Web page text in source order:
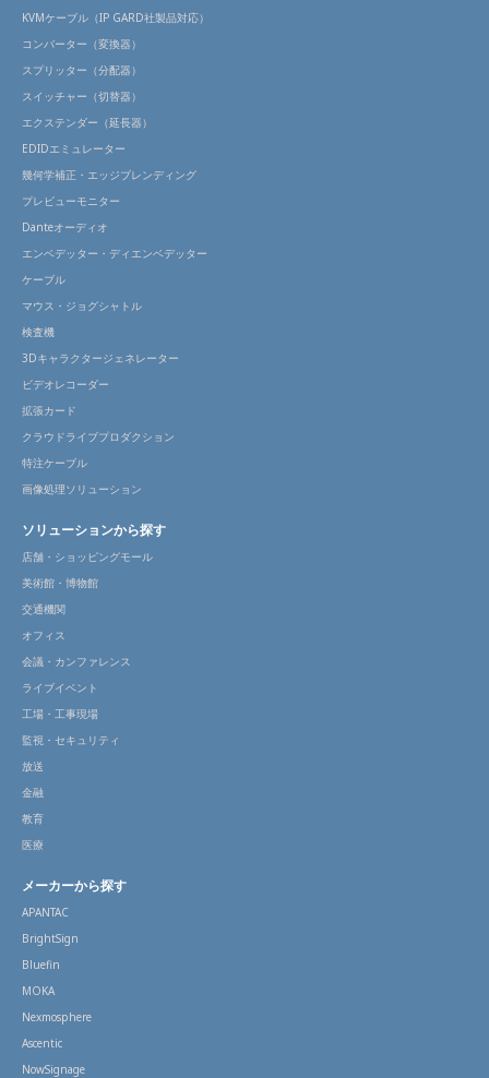
KVMケーブル（IP GARD社製品対応）
コンバーター（変換器）
スプリッター（分配器）
スイッチャー（切替器）
エクステンダー（延長器）
EDIDエミュレーター
幾何学補正・エッジブレンディング
プレビューモニター
Danteオーディオ
エンベデッター・ディエンベデッター
ケーブル
マウス・ジョグシャトル
検査機
3Dキャラクタージェネレーター
ビデオレコーダー
拡張カード
クラウドライブプロダクション
特注ケーブル
画像処理ソリューション
ソリューションから探す
店舗・ショッピングモール
美術館・博物館
交通機関
オフィス
会議・カンファレンス
ライブイベント
工場・工事現場
監視・セキュリティ
放送
金融
教育
医療
メーカーから探す
APANTAC
BrightSign
Bluefin
MOKA
Nexmosphere
Ascentic
NowSignage